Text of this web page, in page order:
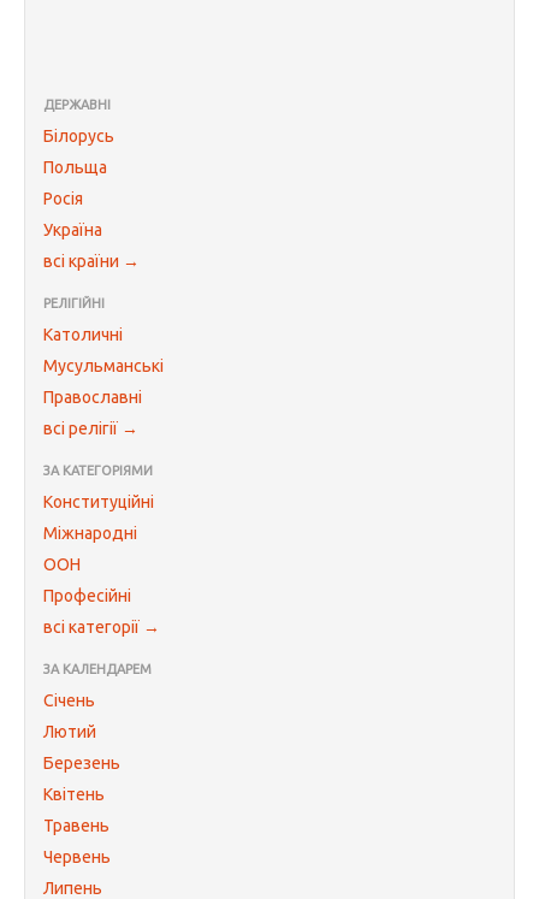
ДЕРЖАВНІ
Білорусь
Польща
Росія
Україна
всі країни →
РЕЛІГІЙНІ
Католичні
Мусульманські
Православні
всі релігії →
ЗА КАТЕГОРІЯМИ
Конституційні
Міжнародні
ООН
Професійні
всі категорії →
ЗА КАЛЕНДАРЕМ
Січень
Лютий
Березень
Квітень
Травень
Червень
Липень